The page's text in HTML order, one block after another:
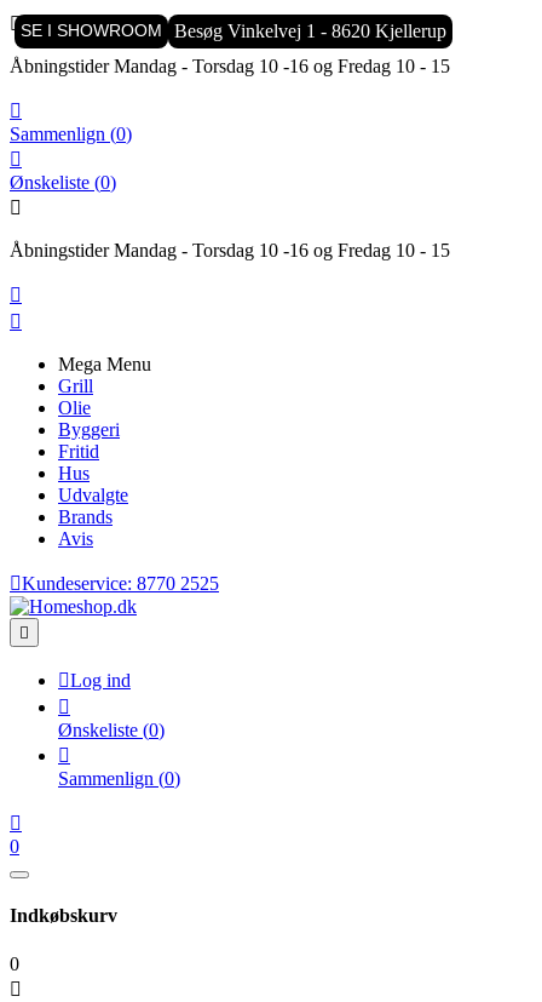

Åbningstider Mandag - Torsdag 10 -16 og Fredag 10 - 15

Sammenlign (0)

Ønskeliste (0)

Åbningstider Mandag - Torsdag 10 -16 og Fredag 10 - 15


Mega Menu
Grill
Olie
Byggeri
Fritid
Hus
Udvalgte
Brands
Avis
Kundeservice: 8770 2525

Log ind

Ønskeliste (0)

Sammenlign (0)

0
Indkøbskurv
0

SE I SHOWROOM Besøg Vinkelvej 1 - 8620 Kjellerup